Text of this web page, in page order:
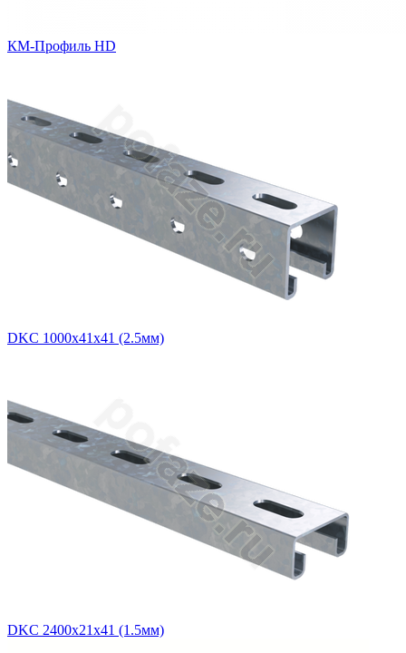
КМ-Профиль HD
DKC 1000х41х41 (2.5мм)
DKC 2400х21х41 (1.5мм)